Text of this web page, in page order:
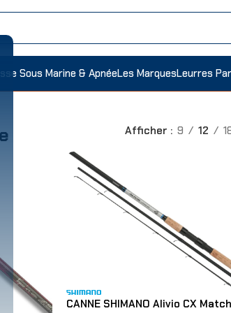
Sous Marine & ApnéeLes MarquesLeurres
Afficher 9 12
CANNE SHIMANO Alivio CX